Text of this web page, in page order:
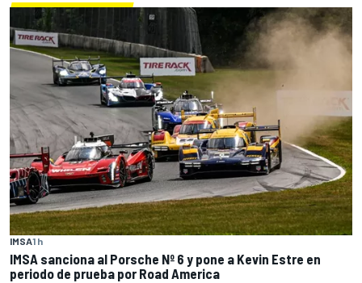
IMSA1 h
IMSA sanciona al Porsche Nº 6 y pone a Kevin Estre en
periodo de prueba por Road America